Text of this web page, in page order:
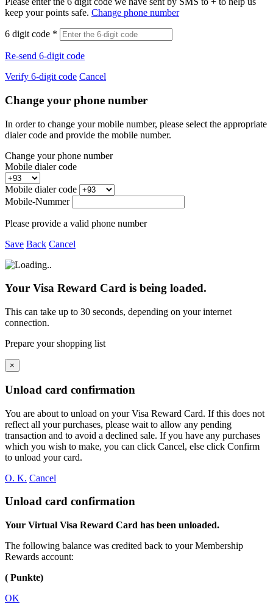
keep your points safe. Change phone number
6 digit code *
Re-send 6-digit code
Verify 6-digit code Cancel
Change your phone number
In order to change your mobile number, please select the appropriate
dialer code and provide the mobile number.
Change your phone number
Mobile dialer code
Mobile dialer code
Mobile-Nummer
Please provide a valid phone number
Save Back Cancel
Your Visa Reward Card is being loaded.
This can take up to 30 seconds, depending on your internet
connection.
Prepare your shopping list
×
Unload card confirmation
You are about to unload on yourVisa Reward Card. If this does not
reflect all your purchases, please wait to allow any pending
transaction and to avoid a declined sale. If you have any purchases
which you wish to make, you can click Cancel, else click Confirm
to unload your card.
O. K. Cancel
Unload card confirmation
Your Virtual Visa Reward Card has been unloaded.
The following balance was credited back to your Membership
Rewards account:
( Punkte)
OK